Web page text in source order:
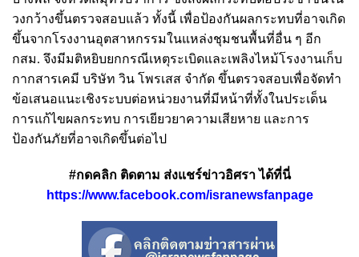
วงกว้างขึ้นตรวจสอบแล้ว ทั้งนี้ เพื่อป้องกันผลกระทบที่อาจเกิด
ขึ้นจากโรงงานอุตสาหกรรมในแหล่งชุมชนพื้นที่อื่น ๆ อีก
กสม. จึงมีมติหยิบยกกรณีเหตุระเบิดและเพลิงไหม้โรงงานเก็บ
กากสารเคมี บริษัท วิน โพรเสส จำกัด ขึ้นตรวจสอบเพื่อจัดทำ
ข้อเสนอแนะเชิงระบบต่อหน่วยงานที่มีหน้าที่ทั้งในประเด็น
การแก้ไขผลกระทบ การเยียวยาความเสียหาย และการ
ป้องกันภัยที่อาจเกิดขึ้นต่อไป
#กดคลิก ติดตาม ส่งแชร์ข่าวอิศรา ได้ที่นี่
https://www.facebook.com/isranewsfanpage